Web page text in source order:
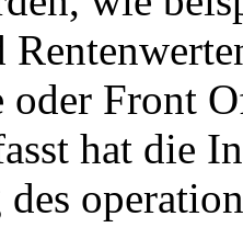
Front
hat die
des